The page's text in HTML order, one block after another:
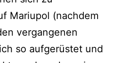
Mariupol (nachdem
vergangenen
so aufgerüstet und